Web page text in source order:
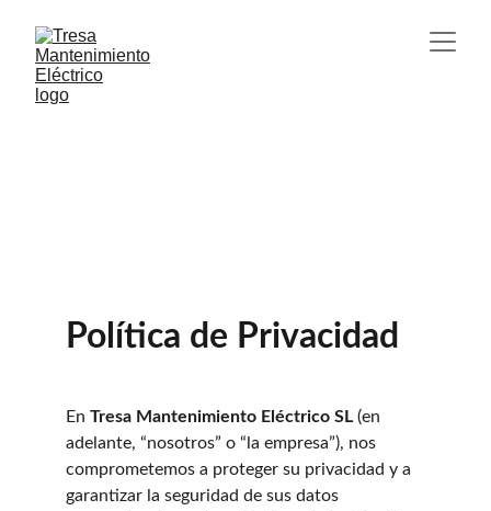
Política de Privacidad
En Tresa Mantenimiento Eléctrico SL (en
adelante, “nosotros” o “la empresa”), nos
comprometemos a proteger su privacidad y a
garantizar la seguridad de sus datos